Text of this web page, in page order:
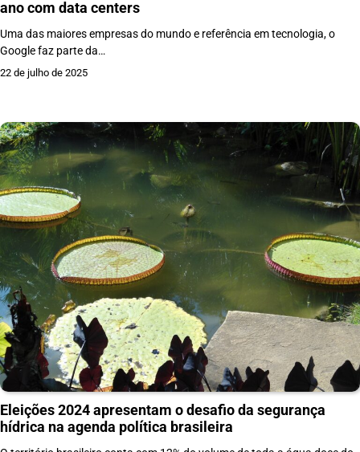
ano com data centers
Uma das maiores empresas do mundo e referência em tecnologia, o
Google faz parte da…
22 de julho de 2025
Eleições 2024 apresentam o desafio da segurança
hídrica na agenda política brasileira